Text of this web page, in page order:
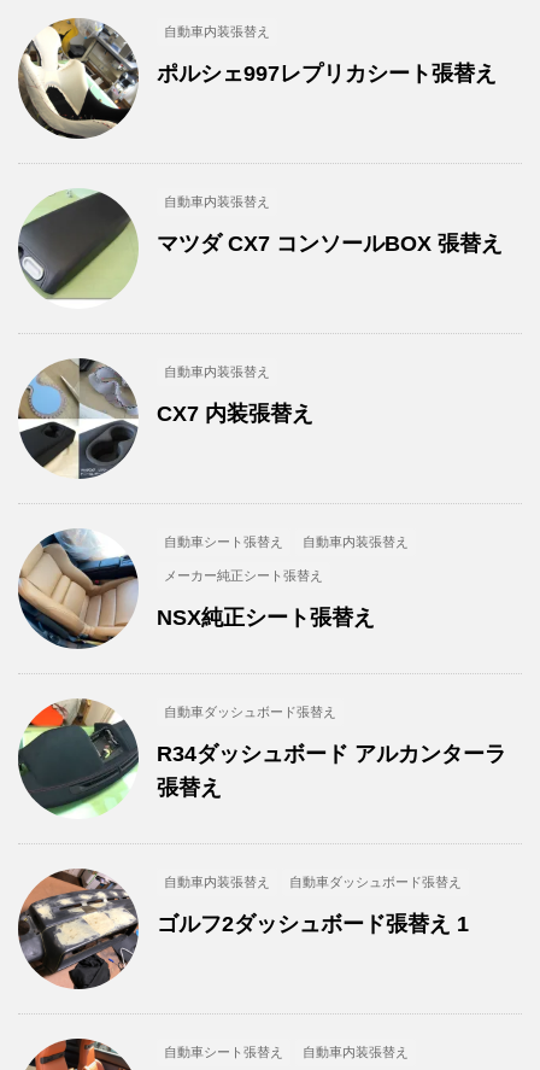
自動車内装張替え
ポルシェ997レプリカシート張替え
自動車内装張替え
マツダ CX7 コンソールBOX 張替え
自動車内装張替え
CX7 内装張替え
自動車シート張替え 自動車内装張替え
メーカー純正シート張替え
NSX純正シート張替え
自動車ダッシュボード張替え
R34ダッシュボード アルカンターラ
張替え
自動車内装張替え 自動車ダッシュボード張替え
ゴルフ2ダッシュボード張替え 1
自動車シート張替え 自動車内装張替え